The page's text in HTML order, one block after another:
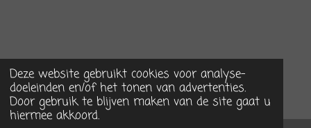
Deze website gebruikt cookies voor analyse-
doeleinden en/of het tonen van advertenties.
Door gebruik te blijven maken van de site gaat u
hiermee akkoord.